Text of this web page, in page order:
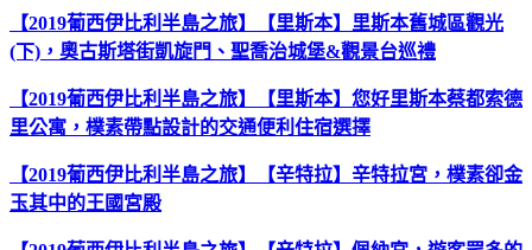
【2019葡西伊比利半島之旅】【里斯本】里斯本舊城區觀光
(下)，奧古斯塔街凱旋門、聖喬治城堡&觀景台巡禮
【2019葡西伊比利半島之旅】【里斯本】您好里斯本蔡都索德
里公寓，樸素帶點設計的交通便利住宿選擇
【2019葡西伊比利半島之旅】【辛特拉】辛特拉宮，樸素卻金
玉其中的王國宮殿